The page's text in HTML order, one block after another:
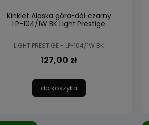
Kinkiet Alaska góra-dół czarny
LP-104/1W BK Light Prestige
LIGHT PRESTIGE - LP-104/1W BK
127,00 zł
do koszyka